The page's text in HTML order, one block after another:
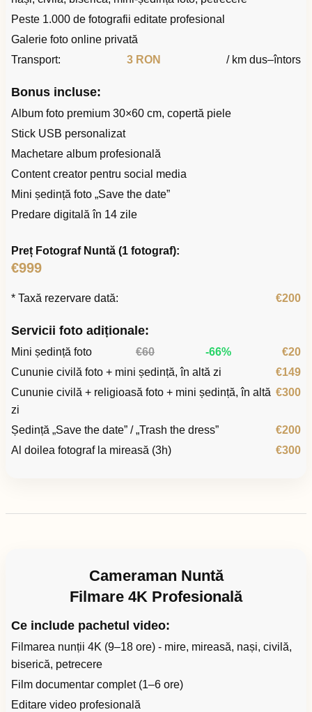
Peste 1.000 de fotografii editate profesional
Galerie foto online privată
Transport:
3 RON / km dus–întors
Bonus incluse:
Album foto premium 30×60 cm, copertă piele
Stick USB personalizat
Machetare album profesională
Content creator pentru social media
Mini ședință foto „Save the date”
Predare digitală în 14 zile
Preț Fotograf Nuntă (1 fotograf):
€999
* Taxă rezervare dată: €200
Servicii foto adiționale:
Mini ședință foto €60 -66%
€20
Cununie civilă foto + mini ședință, în altă zi
€149
Cununie civilă + religioasă foto + mini ședință, în altă
zi
€300
Ședință „Save the date” / „Trash the dress”
€200
Al doilea fotograf la mireasă (3h)
€300
Cameraman Nuntă
Filmare 4K Profesională
Ce include pachetul video:
Filmarea nunții 4K (9–18 ore) - mire, mireasă, nași, civilă,
biserică, petrecere
Film documentar complet (1–6 ore)
Editare video profesională